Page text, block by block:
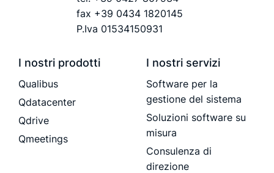
fax +39 0434 1820145
P.Iva 01534150931
I nostri prodotti
Qualibus
Qdatacenter
Qdrive
Qmeetings
I nostri servizi
Software per la
gestione del sistema
Soluzioni software su
misura
Consulenza di
direzione